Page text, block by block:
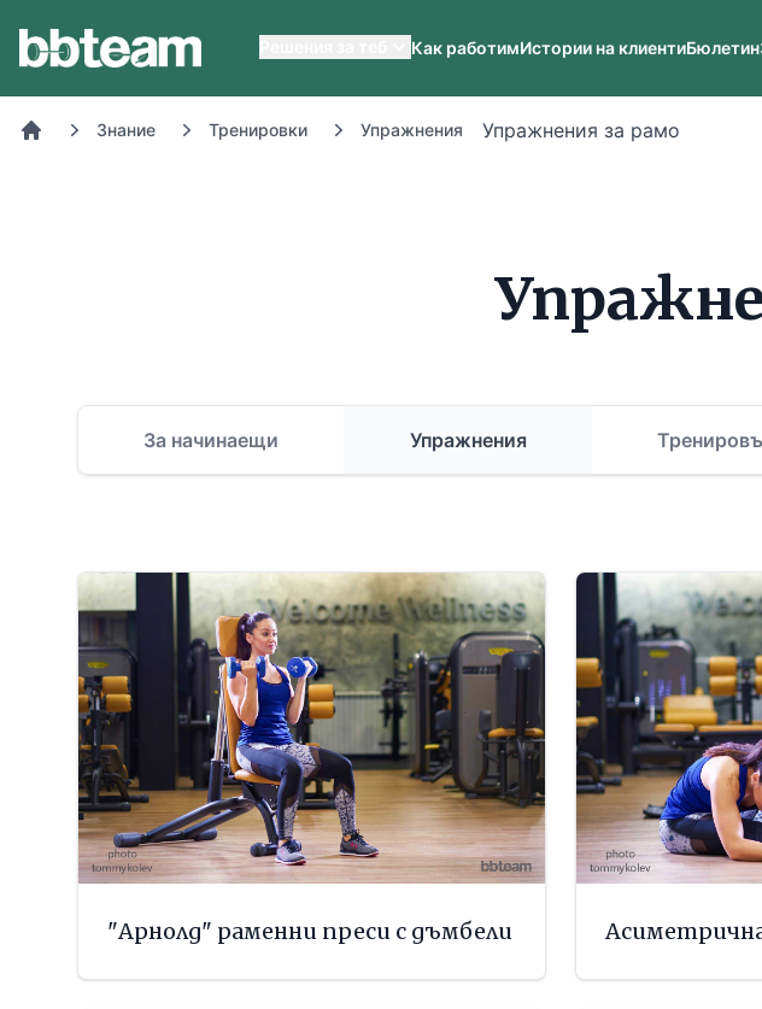
Как работимИстории на клиентиБюлетин
Знание Тренировки Упражнения Упражнения за рамо
За начинаещи Упражнения
"Арнолд" раменни преси с дъмбели